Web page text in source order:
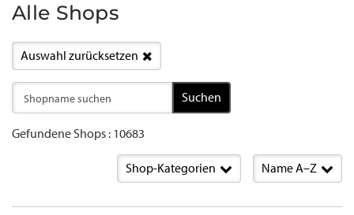
Alle Shops
Auswahl zurücksetzen
Suchen
Gefundene Shops : 10683
Shop-Kategorien Name A–Z